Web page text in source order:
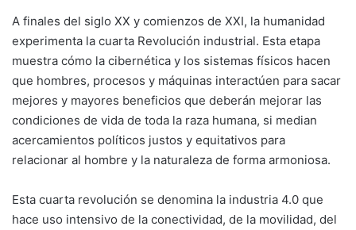
A finales del siglo XX y comienzos de XXI, la humanidad
experimenta la cuarta Revolución industrial. Esta etapa
muestra cómo la cibernética y los sistemas físicos hacen
que hombres, procesos y máquinas interactúen para sacar
mejores y mayores beneficios que deberán mejorar las
condiciones de vida de toda la raza humana, si median
acercamientos políticos justos y equitativos para
relacionar al hombre y la naturaleza de forma armoniosa.
Esta cuarta revolución se denomina la industria 4.0 que
hace uso intensivo de la conectividad, de la movilidad, del